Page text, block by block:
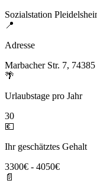
Sozialstation
📍
Adresse
Marbacher Str. 7,
🌴
Urlaubstage pro Jahr
30
💶
Ihr geschätztes Gehalt
3300€ - 4050€
📄